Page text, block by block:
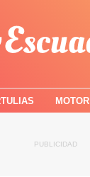
MOTOR